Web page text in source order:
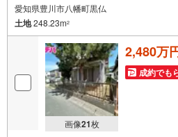
愛知県豊川市八幡町黒仏
土地248.23m2
画像21枚
2,480万
成約でも